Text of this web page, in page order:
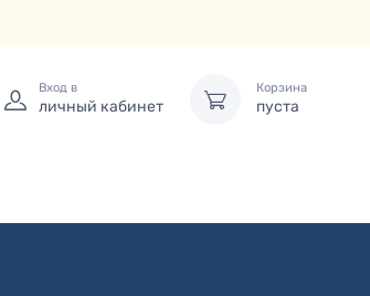
Вход в
личный кабинет
Корзина
пуста